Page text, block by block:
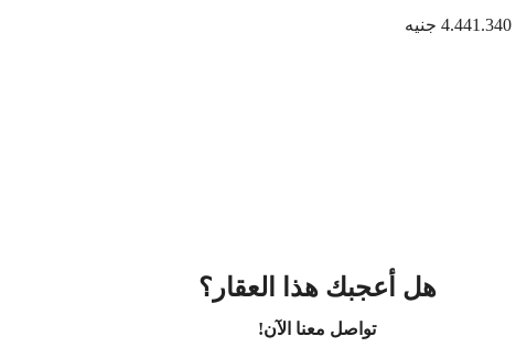
هل أعجبك هذا العقار؟
تواصل معنا الآن!